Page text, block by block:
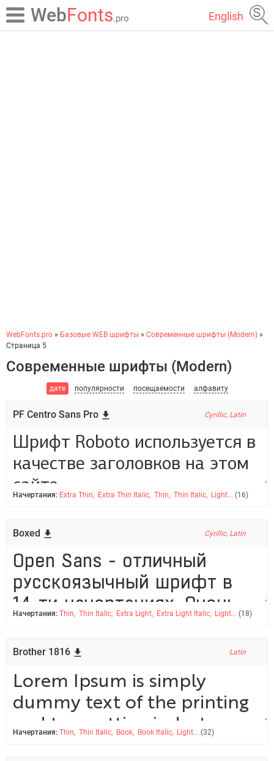
WebFonts.pro English
WebFonts.pro » Базовые WEB шрифты » Современные шрифты (Modern) »
Страница 5
Современные шрифты (Modern)
дате популярности посещаемости алфавиту
PF Centro Sans Pro Cyrillic, Latin
Начертания: Extra Thin, Extra Thin Italic, Thin, Thin Italic, Light... (16)
Boxed Cyrillic, Latin
Начертания: Thin, Thin Italic, Extra Light, Extra Light Italic, Light... (18)
Brother 1816 Latin
Начертания: Thin, Thin Italic, Book, Book Italic, Light... (32)